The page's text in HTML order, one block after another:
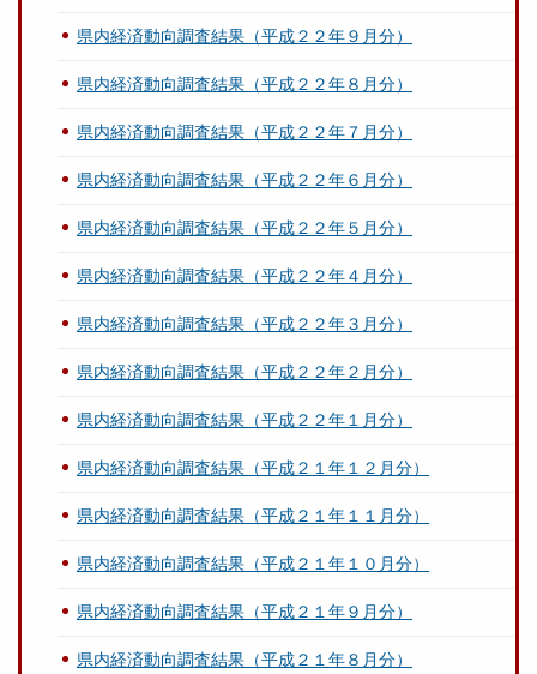
県内経済動向調査結果（平成２２年９月分）
県内経済動向調査結果（平成２２年８月分）
県内経済動向調査結果（平成２２年７月分）
県内経済動向調査結果（平成２２年６月分）
県内経済動向調査結果（平成２２年５月分）
県内経済動向調査結果（平成２２年４月分）
県内経済動向調査結果（平成２２年３月分）
県内経済動向調査結果（平成２２年２月分）
県内経済動向調査結果（平成２２年１月分）
県内経済動向調査結果（平成２１年１２月分）
県内経済動向調査結果（平成２１年１１月分）
県内経済動向調査結果（平成２１年１０月分）
県内経済動向調査結果（平成２１年９月分）
県内経済動向調査結果（平成２１年８月分）